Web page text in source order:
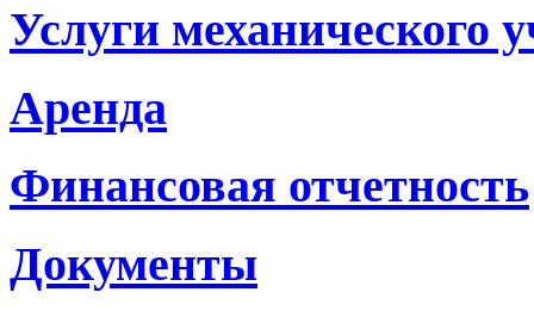
Услуги механического
Аренда
Финансовая отчетность
Документы